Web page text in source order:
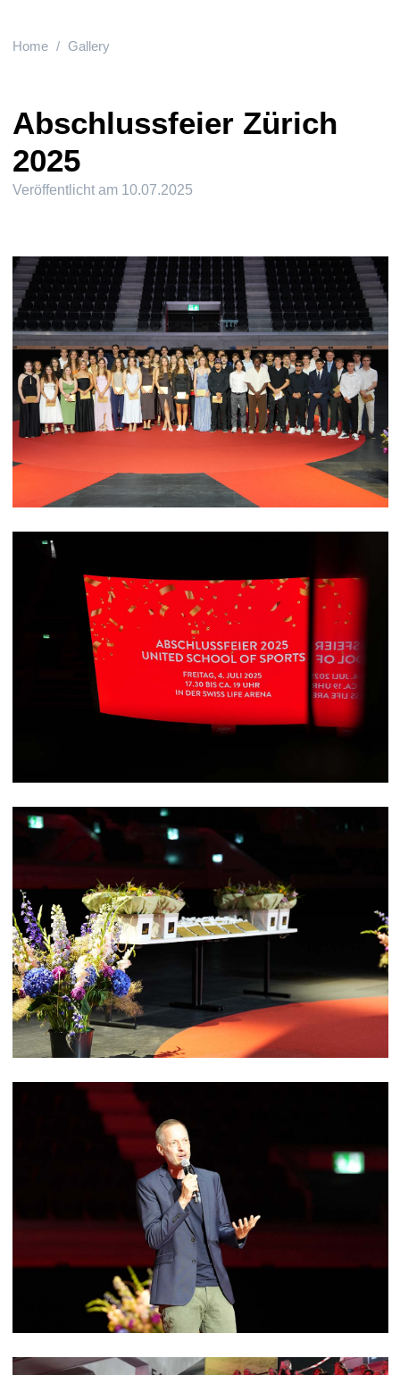
Home Gallery
Abschlussfeier Zürich
2025
Veröffentlicht am 10.07.2025